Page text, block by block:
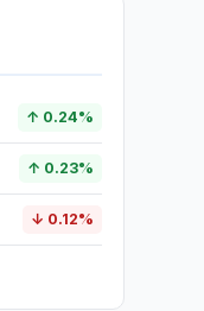
↑ 0.24%
↑ 0.23%
↓ 0.12%